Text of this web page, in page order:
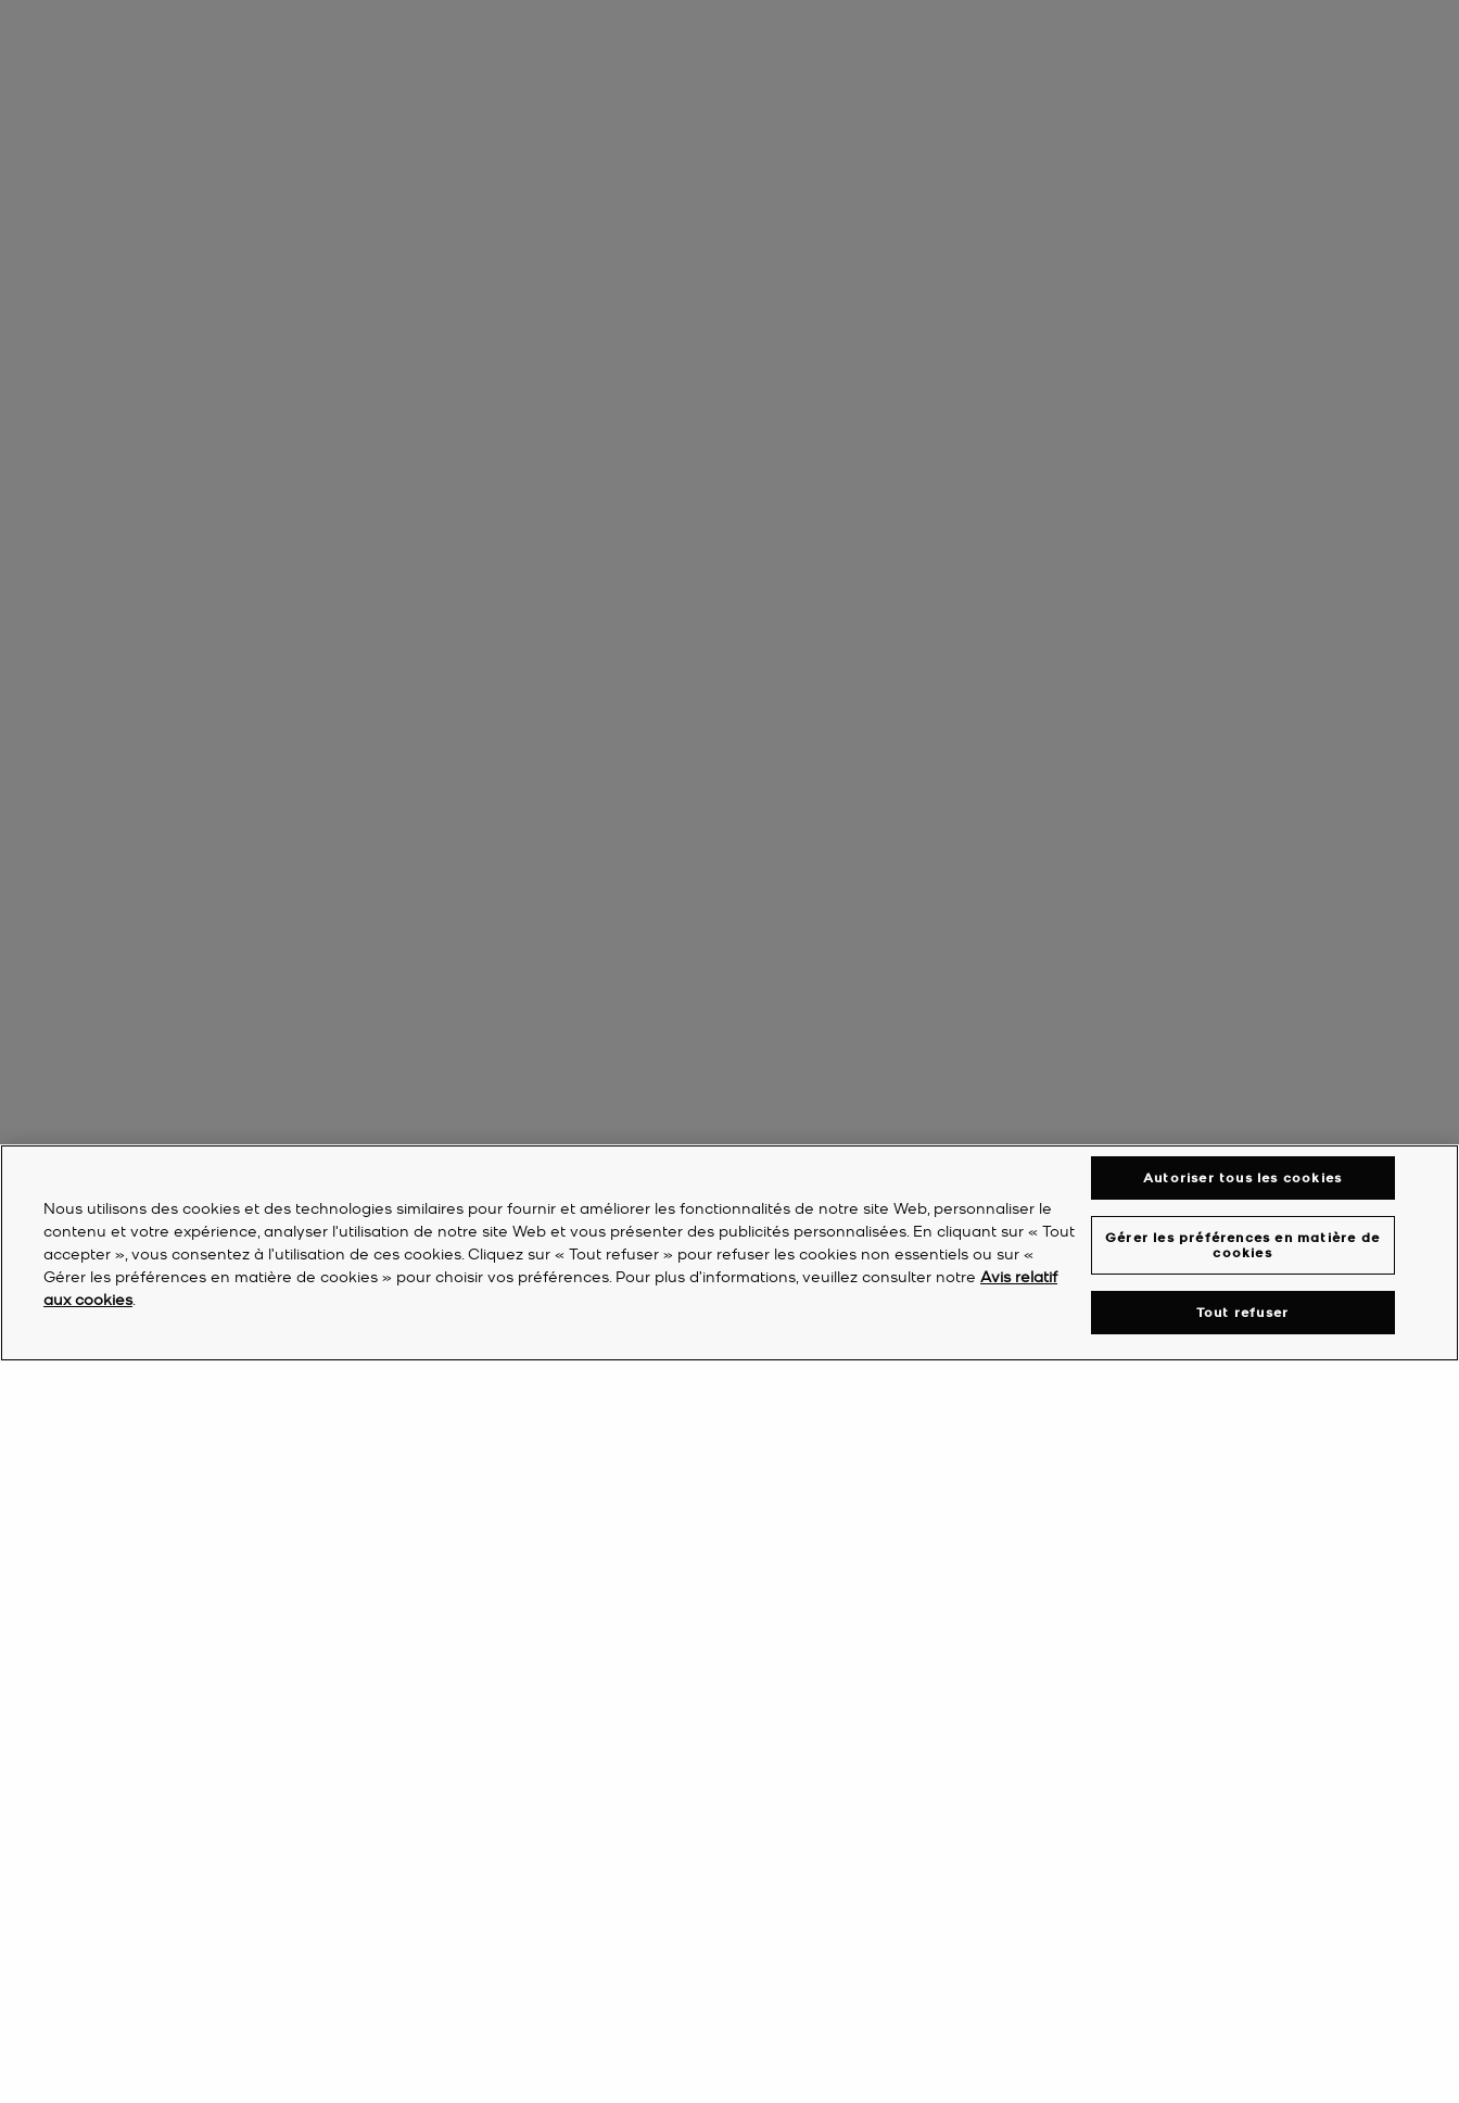
Nous utilisons des cookies et des technologies similaires pour fournir et améliorer les fonctionnalités de notre site Web, personnaliser le
contenu et votre expérience, analyser l'utilisation de notre site Web et vous présenter des publicités personnalisées. En cliquant sur « Tout
accepter », vous consentez à l’utilisation de ces cookies. Cliquez sur « Tout refuser » pour refuser les cookies non essentiels ou sur «
Gérer les préférences en matière de cookies » pour choisir vos préférences. Pour plus d’informations, veuillez consulter notre Avis relatif
aux cookies.
Gérer les préférences en matière de
cookies
Tout refuser
Autoriser tous les cookies